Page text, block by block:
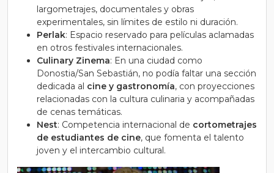
largometrajes, documentales y obras
experimentales, sin límites de estilo ni duración.
Perlak: Espacio reservado para películas aclamadas
en otros festivales internacionales.
Culinary Zinema: En una ciudad como
Donostia/San Sebastián, no podía faltar una sección
dedicada al cine y gastronomía, con proyecciones
relacionadas con la cultura culinaria y acompañadas
de cenas temáticas.
Nest: Competencia internacional de cortometrajes
de estudiantes de cine, que fomenta el talento
joven y el intercambio cultural.